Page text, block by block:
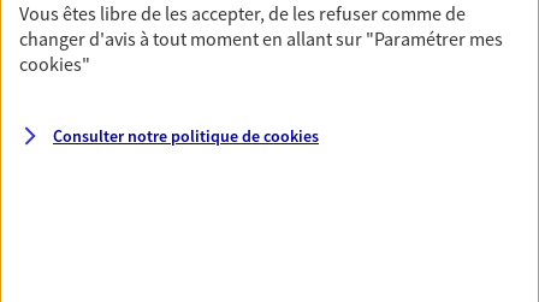
Santé
votre famille avec la complémentaire santé qui
vous ressemble.
Vous êtes libre de les accepter, de les refuser comme de
changer d'avis à tout moment en allant sur "Paramétrer mes
cookies"
Consulter notre politique decookies